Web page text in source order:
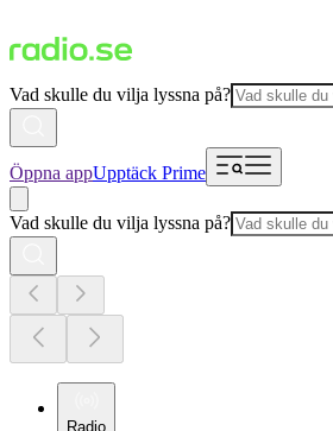
Vad skulle du vilja lyssna på?
Öppna appUpptäck Prime
Vad skulle du vilja lyssna på?
Radio